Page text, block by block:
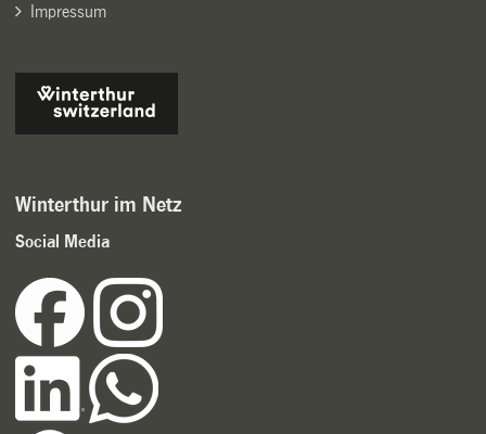
Impressum
Winterthur im Netz
Social Media